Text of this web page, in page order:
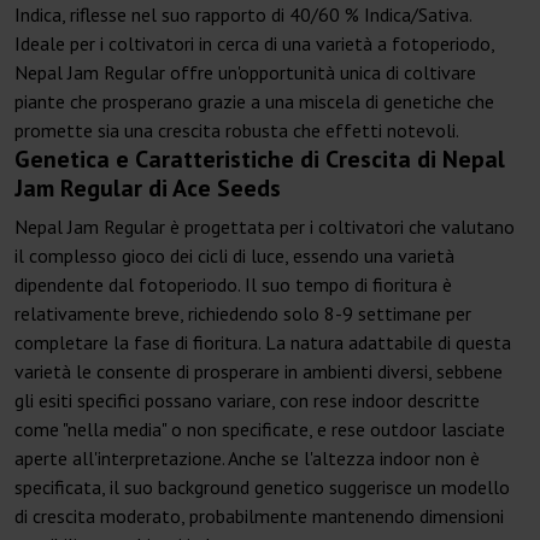
Indica, riflesse nel suo rapporto di 40/60 % Indica/Sativa.
Ideale per i coltivatori in cerca di una varietà a fotoperiodo,
Nepal Jam Regular offre un'opportunità unica di coltivare
piante che prosperano grazie a una miscela di genetiche che
promette sia una crescita robusta che effetti notevoli.
Genetica e Caratteristiche di Crescita di Nepal
Jam Regular di Ace Seeds
Nepal Jam Regular è progettata per i coltivatori che valutano
il complesso gioco dei cicli di luce, essendo una varietà
dipendente dal fotoperiodo. Il suo tempo di fioritura è
relativamente breve, richiedendo solo 8-9 settimane per
completare la fase di fioritura. La natura adattabile di questa
varietà le consente di prosperare in ambienti diversi, sebbene
gli esiti specifici possano variare, con rese indoor descritte
come "nella media" o non specificate, e rese outdoor lasciate
aperte all'interpretazione. Anche se l'altezza indoor non è
specificata, il suo background genetico suggerisce un modello
di crescita moderato, probabilmente mantenendo dimensioni